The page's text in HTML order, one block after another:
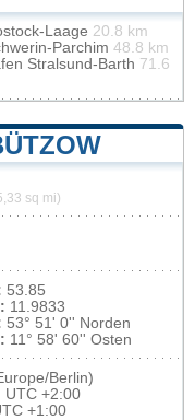
Laage 20.8 km
Parchim 48.8 km
Stralsund-Barth 71.6
sq mi)
53.85
11.9833
53° 51' 0'' Norden
11° 58' 60'' Osten
Berlin)
UTC +2:00
+1:00